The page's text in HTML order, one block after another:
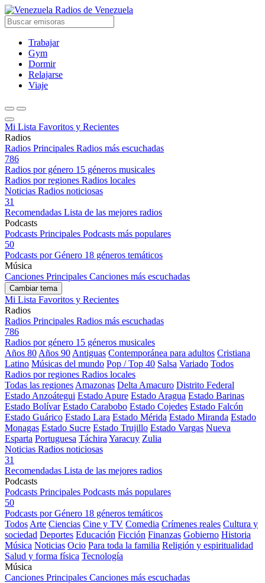
Radios de Venezuela
Trabajar
Gym
Dormir
Relajarse
Viaje
Mi Lista Favoritos y Recientes
Radios
Radios Principales Radios más escuchadas
786
Radios por género 15 géneros musicales
Radios por regiones Radios locales
Noticias Radios noticiosas
31
Recomendadas Lista de las mejores radios
Podcasts
Podcasts Principales Podcasts más populares
50
Podcasts por Género 18 géneros temáticos
Música
Canciones Principales Canciones más escuchadas
Cambiar tema
Mi Lista Favoritos y Recientes
Radios
Radios Principales Radios más escuchadas
786
Radios por género 15 géneros musicales
Años 80 Años 90 Antiguas Contemporánea para adultos Cristiana
Latino Músicas del mundo Pop / Top 40 Salsa Variado Todos
Radios por regiones Radios locales
Todas las regiones Amazonas Delta Amacuro Distrito Federal
Estado Anzoátegui Estado Apure Estado Aragua Estado Barinas
Estado Bolívar Estado Carabobo Estado Cojedes Estado Falcón
Estado Guárico Estado Lara Estado Mérida Estado Miranda Estado
Monagas Estado Sucre Estado Trujillo Estado Vargas Nueva
Esparta Portuguesa Táchira Yaracuy Zulia
Noticias Radios noticiosas
31
Recomendadas Lista de las mejores radios
Podcasts
Podcasts Principales Podcasts más populares
50
Podcasts por Género 18 géneros temáticos
Todos Arte Ciencias Cine y TV Comedia Crímenes reales Cultura y
sociedad Deportes Educación Ficción Finanzas Gobierno Historia
Música Noticias Ocio Para toda la familia Religión y espiritualidad
Salud y forma física Tecnología
Música
Canciones Principales Canciones más escuchadas